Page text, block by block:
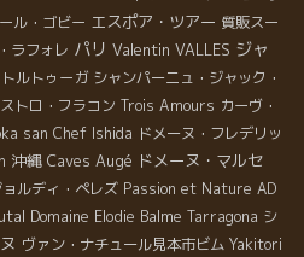
ル・ゴビー エスポア・ツアー 質販スー
ラフォレ パリ Valentin VALLES ジャ
ルトゥーガ シャンパーニュ・ジャック・
トロ・フラコン Trois Amours カーヴ・
san Chef Ishida ドメーヌ・フレデリッ
沖縄 Caves Augé ドメーヌ・マルセ
ョルディ・ペレズ Passion et Nature AD
Domaine Elodie Balme Tarragona シ
ヴァン・ナチュール見本市ビム Yakitori